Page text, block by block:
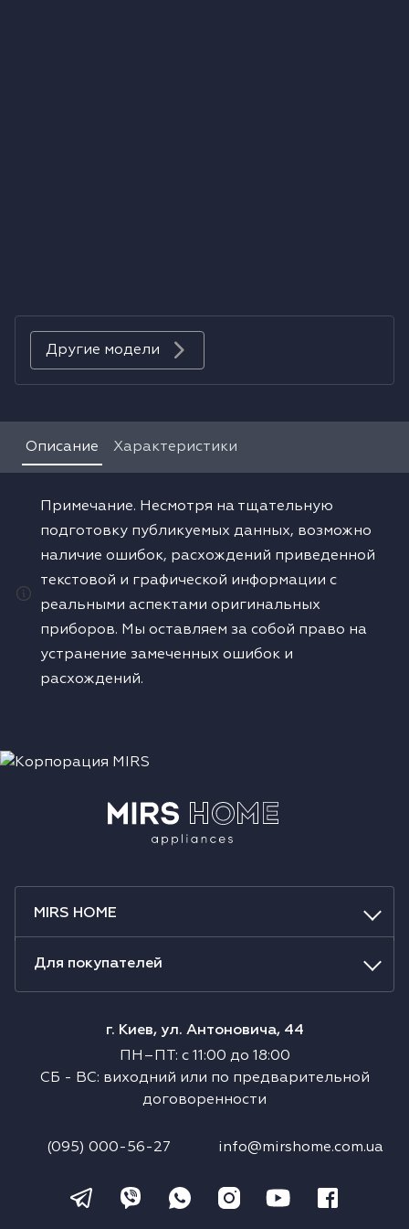
Аксессуары к крупной бытовой технике
Водонагреватели
Другие модели
Описание Характеристики
Примечание. Несмотря на тщательную
подготовку публикуемых данных, возможно
наличие ошибок, расхождений приведенной
текстовой и графической информации с
реальными аспектами оригинальных
приборов. Мы оставляем за собой право на
устранение замеченных ошибок и
расхождений.
MIRS HOME
Для покупателей
г. Киев, ул. Антоновича, 44
ПН–ПТ : с11:00 до 18:00
СБ - ВС: виходний или по предварительной
договоренности
info@mirshome.com.ua
(095) 000-56-27